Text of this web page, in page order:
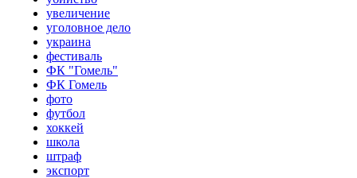
увеличение
уголовное дело
украина
фестиваль
ФК "Гомель"
ФК Гомель
фото
футбол
хоккей
школа
штраф
экспорт